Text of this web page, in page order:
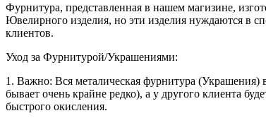
Фурнитура, представленная в нашем магизине,
Ювелирного изделия, но эти изделия нуждаются в
клиентов.
Уход за Фурнитурой/Украшениями:
1. Важно: Вся металическая фурнитура (Украшения)
бывает очень крайне редко), а у другого клиента
быстрого окисления.